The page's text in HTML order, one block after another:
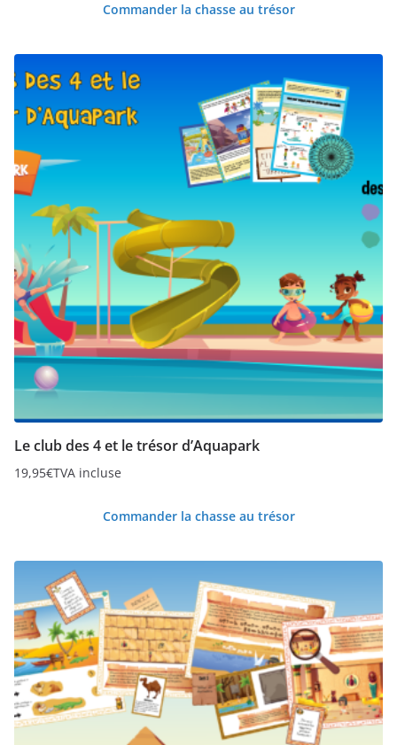
Commander la chasse au trésor
Le club des 4 et le trésor d’Aquapark
19,95€TVA incluse
Commander la chasse au trésor